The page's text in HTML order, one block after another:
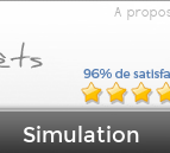
A
Simulation